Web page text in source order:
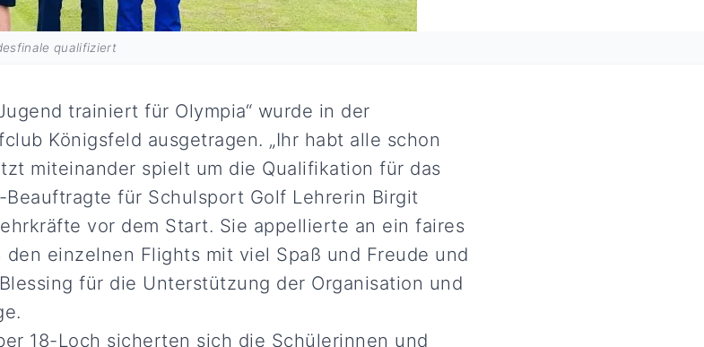
qualifiziert
trainiert für Olympia“ wurde in der
Königsfeld ausgetragen. „Ihr habt alle schon
miteinander spielt um die Qualifikation für das
Beauftragte für Schulsport Golf Lehrerin Birgit
vor dem Start. Sie appellierte an ein faires
einzelnen Flights mit viel Spaß und Freude und
für die Unterstützung der Organisation und
18-Loch sicherten sich die Schülerinnen und